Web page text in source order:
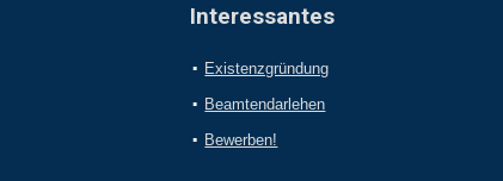
Interessantes
Existenzgründung
Beamtendarlehen
Bewerben!